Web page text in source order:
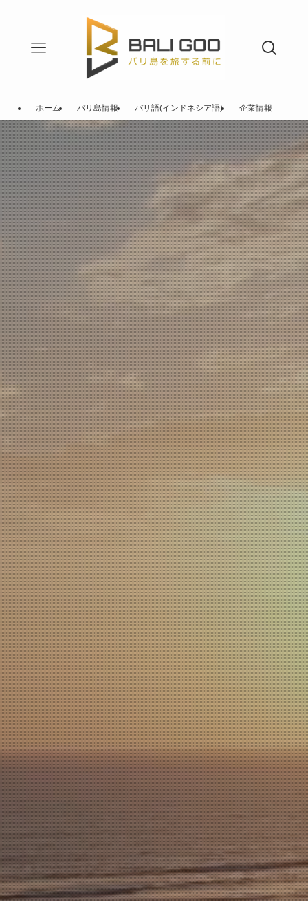
ホーム バリ島情報 バリ語(インドネシア語) 企業情報